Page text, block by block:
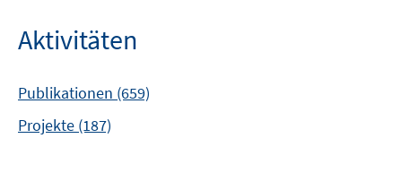
Aktivitäten
Publikationen (659)
Projekte (187)